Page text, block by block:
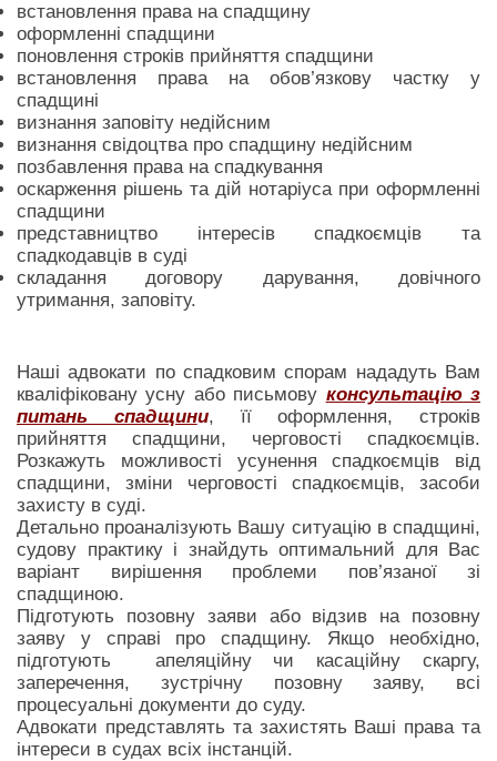
встановлення права на спадщину
оформленні спадщини
поновлення строків прийняття спадщини
встановлення права на обов’язкову частку у
спадщині
визнання заповіту недійсним
визнання свідоцтва про спадщину недійсним
позбавлення права на спадкування
оскарження рішень та дій нотаріуса при оформленні
спадщини
представництво інтересів спадкоємців та
спадкодавців в суді
складання договору дарування, довічного
утримання, заповіту.
Наші адвокати по спадковим спорам нададуть Вам
кваліфіковану усну або письмову консультацію з
питань спадщини, її оформлення, строків
прийняття спадщини, черговості спадкоємців.
Розкажуть можливості усунення спадкоємців від
спадщини, зміни черговості спадкоємців, засоби
захисту в суді.
Детально проаналізують Вашу ситуацію в спадщині,
судову практику і знайдуть оптимальний для Вас
варіант вирішення проблеми пов’язаної зі
спадщиною.
Підготують позовну заяви або відзив на позовну
заяву у справі про спадщину. Якщо необхідно,
підготують апеляційну чи касаційну скаргу,
заперечення, зустрічну позовну заяву, всі
процесуальні документи до суду.
Адвокати представлять та захистять Ваші права та
інтереси в судах всіх інстанцій.